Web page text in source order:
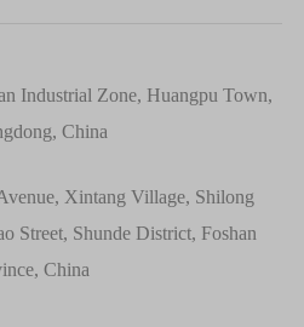
Industrial Zone, Huangpu Town,
China
Xintang Village, Shilong
Street, Shunde District, Foshan
China